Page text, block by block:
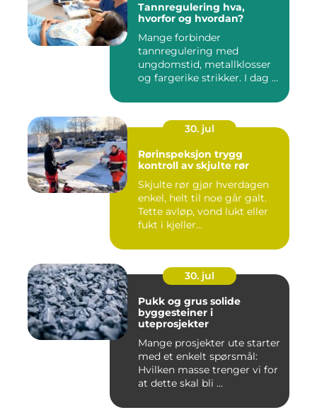
Tannregulering hva,
hvorfor og hvordan?
Mange forbinder
tannregulering med
ungdomstid, metallklosser
og fargerike strikker. I dag er
30. jul
Rørinspeksjon trygg
kontroll av skjulte rør
Skjulte rør gjør hverdagen
enkel, helt til noe går galt.
Tette avløp, vond lukt eller
fukt i kjeller...
30. jul
Pukk og grus solide
byggesteiner i
uteprosjekter
Mange prosjekter ute starter
med et enkelt spørsmål:
Hvilken masse trenger vi for
at dette skal bli ...